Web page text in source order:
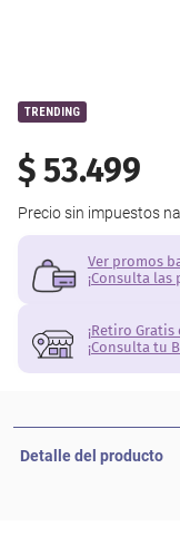
TRENDING
$53.499
Precio sin impuestos
Ver promos
¡Consulta
¡Retiro
¡Consulta tu
Detalle del producto